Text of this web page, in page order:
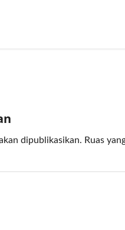
dipublikasikan. Ruas